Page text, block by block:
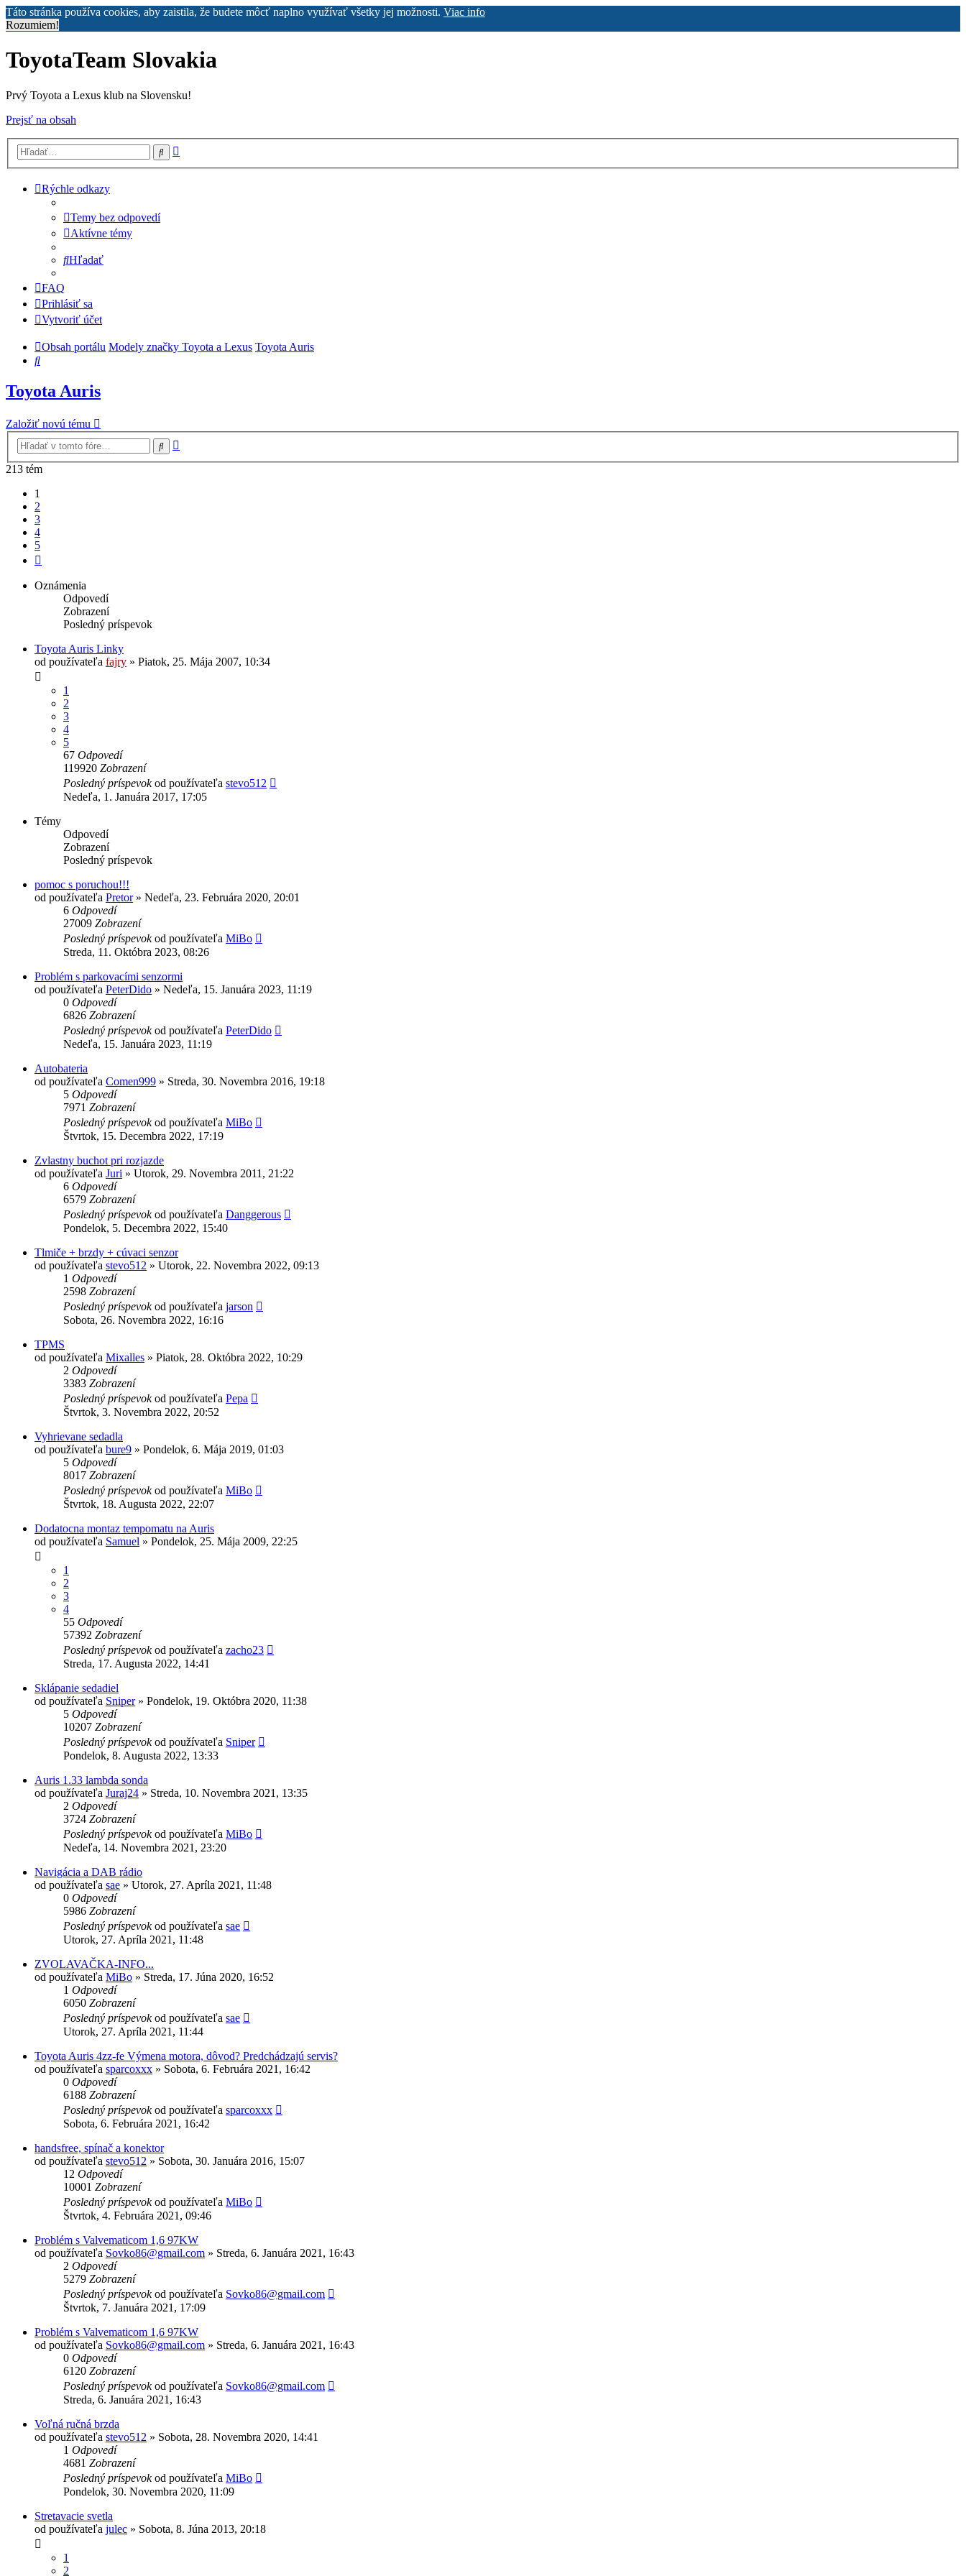
Táto stránka používa cookies, aby zaistila, že budete môcť naplno využívať všetky jej možnosti. Viac info
Rozumiem!
ToyotaTeam Slovakia
Prvý Toyota a Lexus klub na Slovensku!
Prejsť na obsah
Hľadať
Rýchle odkazy
Temy bez odpovedí
Aktívne témy
Hľadať
FAQ
Prihlásiť sa
Vytvoriť účet
Obsah portálu Modely značky Toyota a Lexus Toyota Auris
Hľadať
Toyota Auris
Založiť novú tému
Hľadať
213 tém
1
2
3
4
5
Oznámenia
Odpovedí
Zobrazení
Posledný príspevok
Toyota Auris Linky
od používateľa fajry » Piatok, 25. Mája 2007, 10:34
1
2
3
4
5
67 Odpovedí
119920 Zobrazení
Posledný príspevokod používateľa stevo512
Nedeľa, 1. Januára 2017, 17:05
Témy
Odpovedí
Zobrazení
Posledný príspevok
pomoc s poruchou!!!
od používateľa Pretor» Nedeľa, 23. Februára 2020, 20:01
6 Odpovedí
27009 Zobrazení
Posledný príspevokod používateľa MiBo
Streda, 11. Októbra 2023, 08:26
Problém s parkovacími senzormi
od používateľa PeterDido » Nedeľa, 15. Januára 2023, 11:19
0 Odpovedí
6826 Zobrazení
Posledný príspevokod používateľa PeterDido
Nedeľa, 15. Januára 2023, 11:19
Autobateria
od používateľa Comen999 » Streda, 30. Novembra 2016, 19:18
5 Odpovedí
7971 Zobrazení
Posledný príspevokod používateľa MiBo
Štvrtok, 15. Decembra 2022, 17:19
Zvlastny buchot pri rozjazde
od používateľa Juri » Utorok, 29. Novembra 2011, 21:22
6 Odpovedí
6579 Zobrazení
Posledný príspevokod používateľa Danggerous
Pondelok, 5. Decembra 2022, 15:40
Tlmiče + brzdy + cúvaci senzor
od používateľa stevo512 » Utorok, 22. Novembra 2022, 09:13
1 Odpovedí
2598 Zobrazení
Posledný príspevokod používateľa jarson
Sobota, 26. Novembra 2022, 16:16
TPMS
od používateľa Mixalles » Piatok, 28. Októbra 2022, 10:29
2 Odpovedí
3383 Zobrazení
Posledný príspevokod používateľa Pepa
Štvrtok, 3. Novembra 2022, 20:52
Vyhrievane sedadla
od používateľa bure9 » Pondelok, 6. Mája 2019, 01:03
5 Odpovedí
8017 Zobrazení
Posledný príspevokod používateľa MiBo
Štvrtok, 18. Augusta 2022, 22:07
Dodatocna montaz tempomatu na Auris
od používateľa Samuel » Pondelok, 25. Mája 2009, 22:25
1
2
3
4
55 Odpovedí
57392 Zobrazení
Posledný príspevokod používateľa zacho23
Streda, 17. Augusta 2022, 14:41
Sklápanie sedadiel
od používateľa Sniper» Pondelok, 19. Októbra 2020, 11:38
5 Odpovedí
10207 Zobrazení
Posledný príspevokod používateľa Sniper
Pondelok, 8. Augusta 2022, 13:33
Auris 1.33 lambda sonda
od používateľa Juraj24 » Streda, 10. Novembra 2021, 13:35
2 Odpovedí
3724 Zobrazení
Posledný príspevokod používateľa MiBo
Nedeľa, 14. Novembra 2021, 23:20
Navigácia a DAB rádio
od používateľa sae » Utorok, 27. Apríla 2021, 11:48
0 Odpovedí
5986 Zobrazení
Posledný príspevokod používateľa sae
Utorok, 27. Apríla 2021, 11:48
ZVOLAVAČKA-INFO...
od používateľa MiBo » Streda, 17. Júna 2020, 16:52
1 Odpovedí
6050 Zobrazení
Posledný príspevokod používateľa sae
Utorok, 27. Apríla 2021, 11:44
Toyota Auris 4zz-fe Výmena motora, dôvod? Predchádzajú servis?
od používateľa sparcoxxx » Sobota, 6. Februára 2021, 16:42
0 Odpovedí
6188 Zobrazení
Posledný príspevokod používateľa sparcoxxx
Sobota, 6. Februára 2021, 16:42
handsfree, spínač a konektor
od používateľa stevo512 » Sobota, 30. Januára 2016, 15:07
12 Odpovedí
10001 Zobrazení
Posledný príspevokod používateľa MiBo
Štvrtok, 4. Februára 2021, 09:46
Problém s Valvematicom 1,6 97KW
od používateľa Sovko86@gmail.com » Streda, 6. Januára 2021, 16:43
2 Odpovedí
5279 Zobrazení
Posledný príspevokod používateľa Sovko86@gmail.com
Štvrtok, 7. Januára 2021, 17:09
Problém s Valvematicom 1,6 97KW
od používateľa Sovko86@gmail.com » Streda, 6. Januára 2021, 16:43
0 Odpovedí
6120 Zobrazení
Posledný príspevokod používateľa Sovko86@gmail.com
Streda, 6. Januára 2021, 16:43
Voľná ručná brzda
od používateľa stevo512 » Sobota, 28. Novembra 2020, 14:41
1 Odpovedí
4681 Zobrazení
Posledný príspevokod používateľa MiBo
Pondelok, 30. Novembra 2020, 11:09
Stretavacie svetla
od používateľa julec » Sobota, 8. Júna 2013, 20:18
1
2